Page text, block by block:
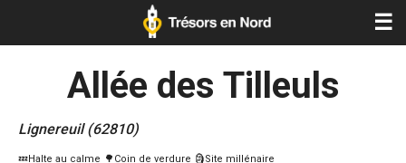
☰
Allée des Tilleuls
Lignereuil (62810)